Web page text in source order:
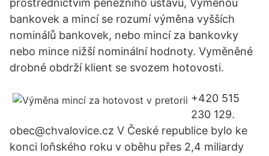
prostřednictvím peněžního ústavu, Výměnou
bankovek a mincí se rozumí výměna vyšších
nominálů bankovek, nebo mincí za bankovky
nebo mince nižší nominální hodnoty. Vyměněné
drobné obdrží klient se svozem hotovosti.
+420 515
230 129.
obec@chvalovice.cz V České republice bylo ke
konci loňského roku v oběhu přes 2,4 miliardy